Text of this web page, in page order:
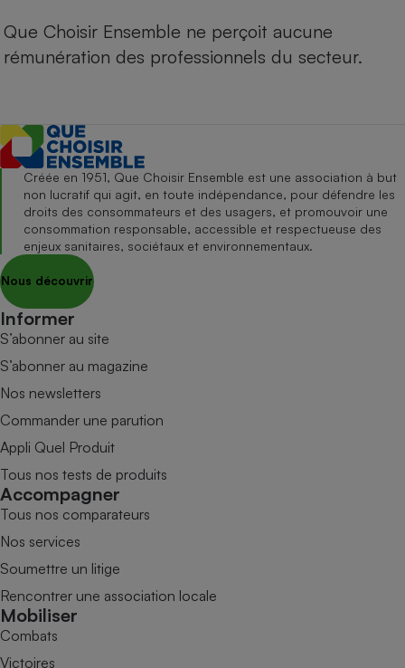
Que Choisir Ensemble ne perçoit aucune
rémunération des professionnels du secteur.
Créée en 1951, Que Choisir Ensemble est une association à but
non lucratif qui agit, en toute indépendance, pour défendre les
droits des consommateurs et des usagers, et promouvoir une
consommation responsable, accessible et respectueuse des
enjeux sanitaires, sociétaux et environnementaux.
Nous découvrir
Informer
S’abonner au site
S’abonner au magazine
Nos newsletters
Commander une parution
Appli Quel Produit
Tous nos tests de produits
Accompagner
Tous nos comparateurs
Nos services
Soumettre un litige
Rencontrer une association locale
Mobiliser
Combats
Victoires